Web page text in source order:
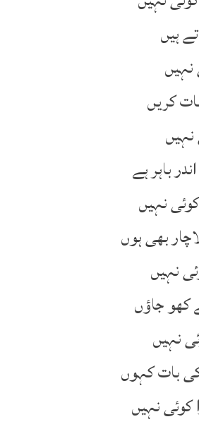
ہیں
نہیں
کریں
نہیں
باہر ہے
نہیں
بھی ہوں
نہیں
کھو جاؤں
نہیں
بات کہوں
نہیں